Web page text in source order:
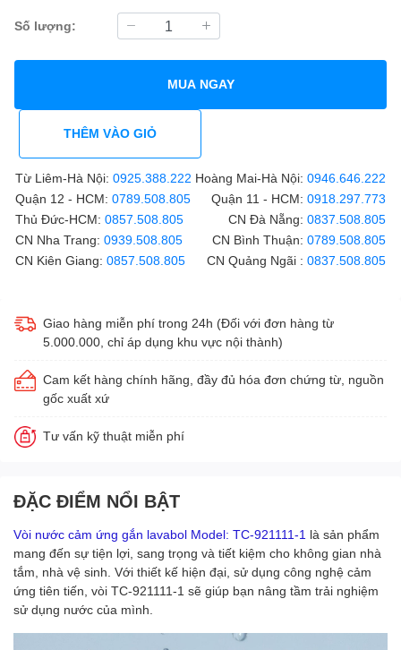
Số lượng:
MUA NGAY
THÊM VÀO GIỎ
Từ Liêm-Hà Nội: 0925.388.222 Hoàng Mai-Hà Nội: 0946.646.222
Quận 12 - HCM: 0789.508.805 Quận 11 - HCM: 0918.297.773
Thủ Đức-HCM: 0857.508.805 CN Đà Nẵng: 0837.508.805
CN Nha Trang: 0939.508.805 CN Bình Thuận: 0789.508.805
CN Kiên Giang: 0857.508.805 CN Quảng Ngãi : 0837.508.805
Giao hàng miễn phí trong 24h (Đối với đơn hàng từ
5.000.000, chỉ áp dụng khu vực nội thành)
Cam kết hàng chính hãng, đầy đủ hóa đơn chứng từ, nguồn
gốc xuất xứ
Tư vấn kỹ thuật miễn phí
ĐẶC ĐIỂM NỔI BẬT
Vòi nước cảm ứng gắn lavabol Model: TC-921111-1 là sản phẩm
mang đến sự tiện lợi, sang trọng và tiết kiệm cho không gian nhà
tắm, nhà vệ sinh. Với thiết kế hiện đại, sử dụng công nghệ cảm
ứng tiên tiến, vòi TC-921111-1 sẽ giúp bạn nâng tầm trải nghiệm
sử dụng nước của mình.